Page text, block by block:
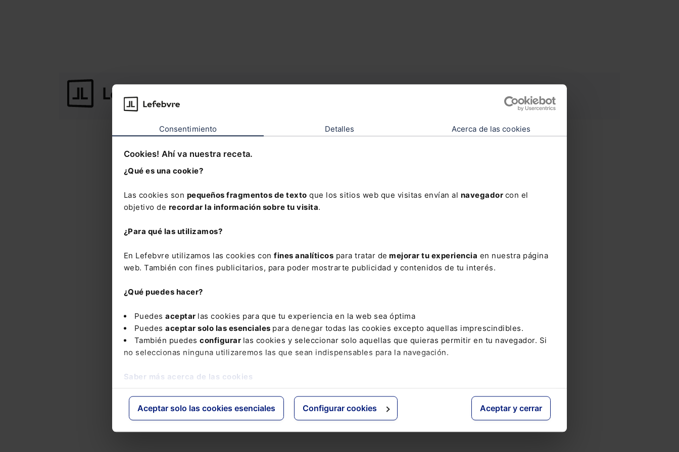
Consentimiento Detalles Acerca de las cookies
Cookies! Ahí va nuestra receta.
¿Qué es una cookie?
Las cookies son pequeños fragmentos de texto que los sitios web que visitas envían al navegador con el
objetivo de recordar la información sobre tu visita.
¿Para qué las utilizamos?
En Lefebvre utilizamos las cookies con fines analíticos para tratar de mejorar tu experiencia en nuestra página
web. También con fines publicitarios, para poder mostrarte publicidad y contenidos de tu interés.
¿Qué puedes hacer?
Puedes aceptar las cookies para que tu experiencia en la web sea óptima
Puedes aceptar solo las esenciales para denegar todas las cookies excepto aquellas imprescindibles.
También puedes configurar las cookies y seleccionar solo aquellas que quieras permitir en tu navegador. Si
no seleccionas ninguna utilizaremos las que sean indispensables para la navegación.
Saber más acerca de las cookies
Aceptar solo las cookies esenciales Configurar cookies Aceptar y cerrar
PROMOCIÓN FINALIZADA